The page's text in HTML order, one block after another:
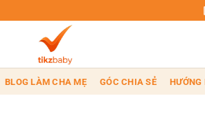
BLOG LÀM CHA MẸ GÓC CHIA SẺ HƯỚNG